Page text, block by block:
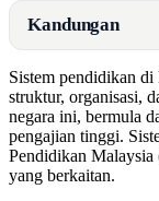
Kandungan
Sistem pendidikan
struktur, organisasi,
negara ini, bermula
pengajian tinggi.
Pendidikan Malaysia
yang berkaitan.